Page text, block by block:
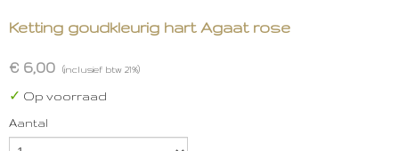
Ketting goudkleurig hart Agaat rose
€ 6,00 (inclusief btw 21%)
✓ Op voorraad
Aantal